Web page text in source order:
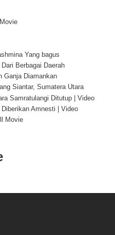
Yang bagus
Berbagai Daerah
Ganja Diamankan
Siantar, Sumatera Utara
Samratulangi Ditutup | Video
Amnesti | Video
Movie